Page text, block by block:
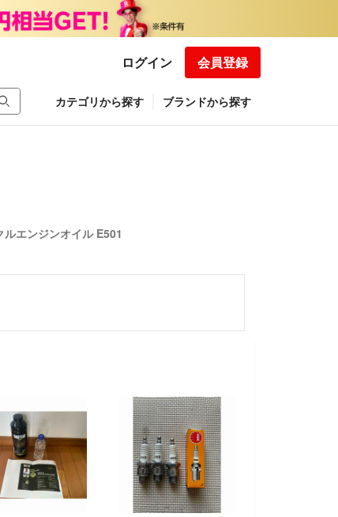
ログイン 会員登録
カテゴリから探す ブランドから探す
エンジンオイル E501